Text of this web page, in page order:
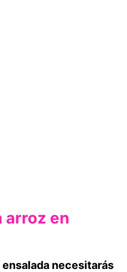
arroz en
necesitarás